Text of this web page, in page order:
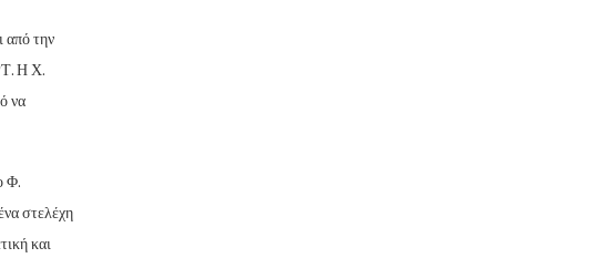
από την
Η Χ.
να
Φ.
στελέχη
και